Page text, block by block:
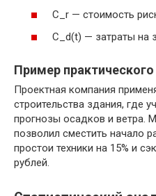
C_r — стоимость
C_d(t) — затраты на
Пример
Проектная компания
строительства здания, где
прогнозы осадков и ветра.
позволил сместить начало
простои техники на 15% и
рублей.